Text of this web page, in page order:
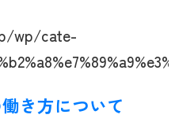
wp/cate-
き方について